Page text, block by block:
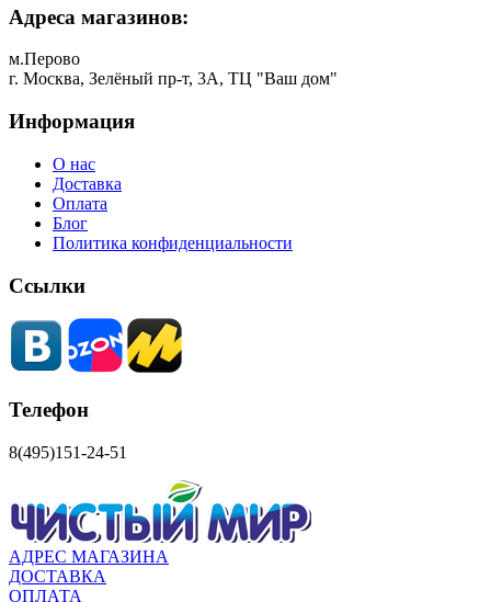
Адреса магазинов:
м.Перово
г. Москва, Зелёный пр-т, 3А, ТЦ "Ваш дом"
Информация
О нас
Доставка
Оплата
Блог
Политика конфиденциальности
Ссылки
Телефон
8(495)151-24-51
АДРЕС МАГАЗИНА
ДОСТАВКА
ОПЛАТА